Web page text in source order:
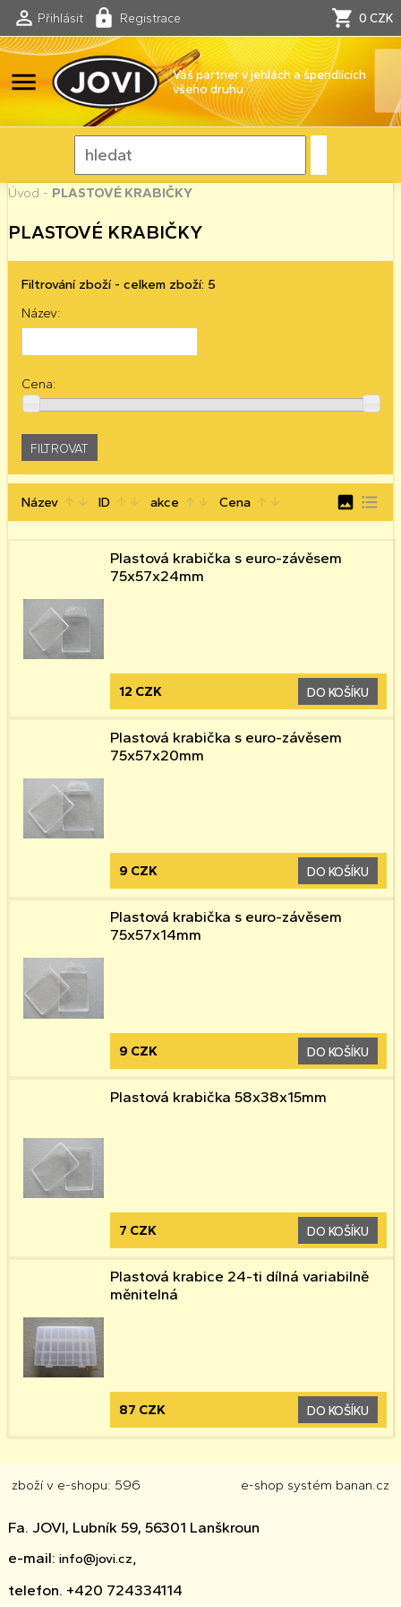
Přihlásit Registrace 0 CZK
menu
Váš partner v jehlách a špendlících
všeho druhu
Úvod - PLASTOVÉ KRABIČKY
PLASTOVÉ KRABIČKY
Filtrování zboží - celkem zboží: 5
Název:
Cena:
Název arrow_upward arrow_downward ID arrow_upward arrow_downward akce arrow_upward arrow_downward Cena arrow_upward arrow_downward image format_list_bulleted
Plastová krabička s euro-závěsem
75x57x24mm
12 CZK DO KOŠÍKU
Plastová krabička s euro-závěsem
75x57x20mm
9 CZK DO KOŠÍKU
Plastová krabička s euro-závěsem
75x57x14mm
9 CZK DO KOŠÍKU
Plastová krabička 58x38x15mm
7 CZK DO KOŠÍKU
Plastová krabice 24-ti dílná variabilně
měnitelná
87 CZK DO KOŠÍKU
zboží v e-shopu: 596 e-shop systém banan.cz
Fa. JOVI, Lubník 59, 56301 Lanškroun
e-mail: info@jovi.cz,
telefon. +420 724334114